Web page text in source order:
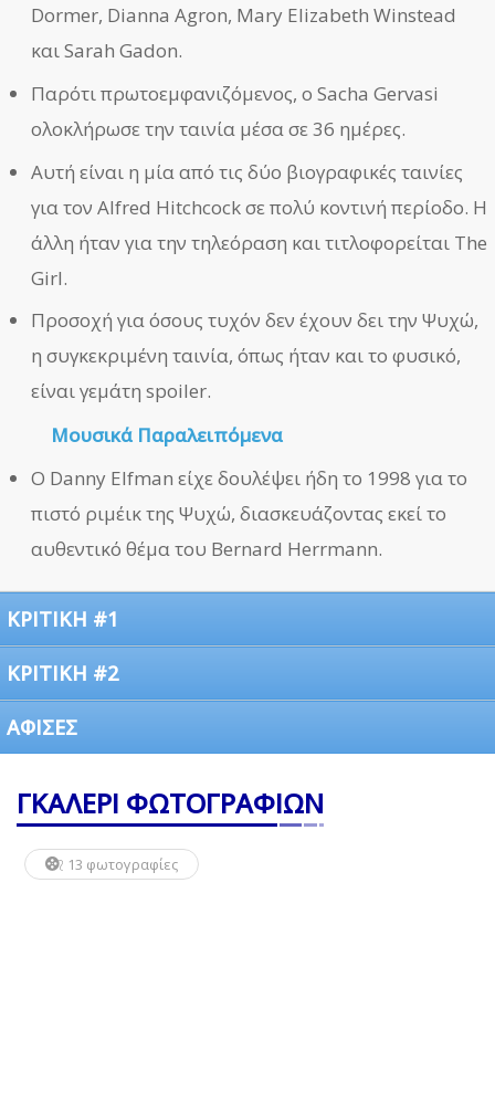
Dormer, Dianna Agron, Mary Elizabeth Winstead
και Sarah Gadon.
Παρότι πρωτοεμφανιζόμενος, ο Sacha Gervasi
ολοκλήρωσε την ταινία μέσα σε 36 ημέρες.
Αυτή είναι η μία από τις δύο βιογραφικές ταινίες
για τον Alfred Hitchcock σε πολύ κοντινή περίοδο. Η
άλλη ήταν για την τηλεόραση και τιτλοφορείται The
Girl.
Προσοχή για όσους τυχόν δεν έχουν δει την Ψυχώ,
η συγκεκριμένη ταινία, όπως ήταν και το φυσικό,
είναι γεμάτη spoiler.
Μουσικά Παραλειπόμενα
Ο Danny Elfman είχε δουλέψει ήδη το 1998 για το
πιστό ριμέικ της Ψυχώ, διασκευάζοντας εκεί το
αυθεντικό θέμα του Bernard Herrmann.
ΚΡΙΤΙΚΗ #1
ΚΡΙΤΙΚΗ #2
ΑΦΙΣΕΣ
ΓΚΑΛΕΡΙ ΦΩΤΟΓΡΑΦΙΩΝ
13 φωτογραφίες